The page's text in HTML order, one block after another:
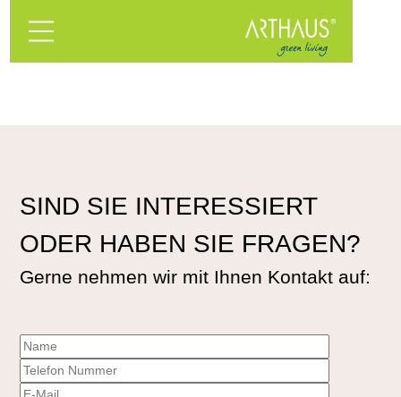
SIND SIE INTERESSIERT
ODER HABEN SIE FRAGEN?
Gerne nehmen wir mit Ihnen Kontakt auf: